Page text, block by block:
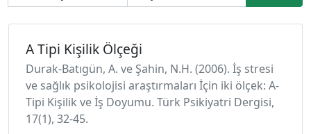
A Tipi Kişilik Ölçeği
Durak-Batıgün, A. ve Şahin, N.H. (2006). İş stresi
ve sağlık psikolojisi araştırmaları İçin iki ölçek: A-
Tipi Kişilik ve İş Doyumu. Türk Psikiyatri Dergisi,
17(1), 32-45.